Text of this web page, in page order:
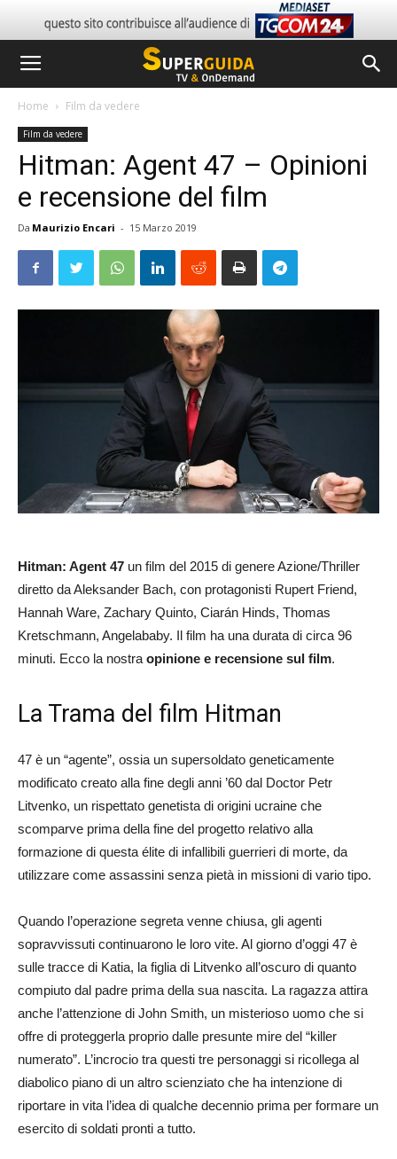
Home Film da vedere
Film da vedere
Hitman: Agent 47 – Opinioni
e recensione del film
Da Maurizio Encari - 15 Marzo 2019
Hitman: Agent 47 un film del 2015 di genere Azione/Thriller
diretto da Aleksander Bach, con protagonisti Rupert Friend,
Hannah Ware, Zachary Quinto, Ciarán Hinds, Thomas
Kretschmann, Angelababy. Il film ha una durata di circa 96
minuti. Ecco la nostra opinione e recensione sul film.
La Trama del film Hitman
47 è un “agente”, ossia un supersoldato geneticamente
modificato creato alla fine degli anni ’60 dal Doctor Petr
Litvenko, un rispettato genetista di origini ucraine che
scomparve prima della fine del progetto relativo alla
formazione di questa élite di infallibili guerrieri di morte, da
utilizzare come assassini senza pietà in missioni di vario tipo.
Quando l’operazione segreta venne chiusa, gli agenti
sopravvissuti continuarono le loro vite. Al giorno d’oggi 47 è
sulle tracce di Katia, la figlia di Litvenko all’oscuro di quanto
compiuto dal padre prima della sua nascita. La ragazza attira
anche l’attenzione di John Smith, un misterioso uomo che si
offre di proteggerla proprio dalle presunte mire del “killer
numerato”. L’incrocio tra questi tre personaggi si ricollega al
diabolico piano di un altro scienziato che ha intenzione di
riportare in vita l’idea di qualche decennio prima per formare un
esercito di soldati pronti a tutto.